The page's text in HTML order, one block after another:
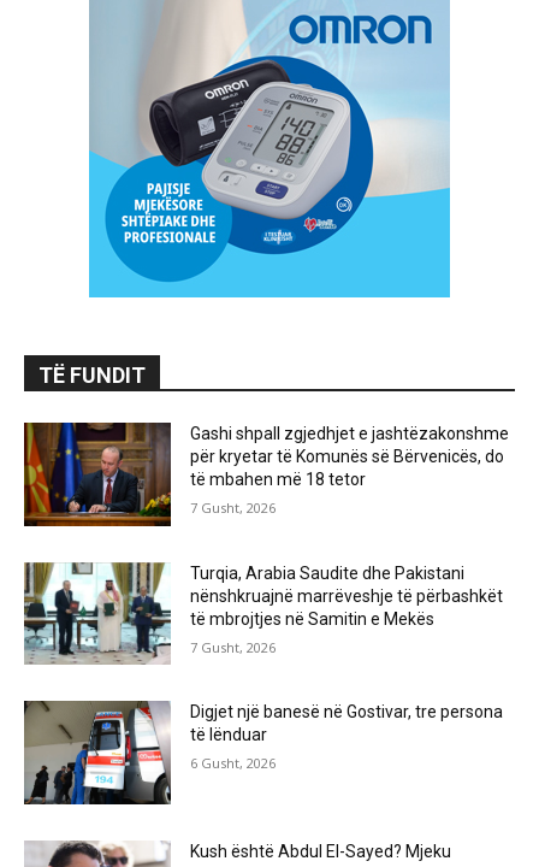
TË FUNDIT
Gashi shpall zgjedhjet e jashtëzakonshme
për kryetar të Komunës së Bërvenicës, do
të mbahen më 18 tetor
7 Gusht, 2026
Turqia, Arabia Saudite dhe Pakistani
nënshkruajnë marrëveshje të përbashkët
të mbrojtjes në Samitin e Mekës
7 Gusht, 2026
Digjet një banesë në Gostivar, tre persona
të lënduar
6 Gusht, 2026
Kush është Abdul El-Sayed? Mjeku